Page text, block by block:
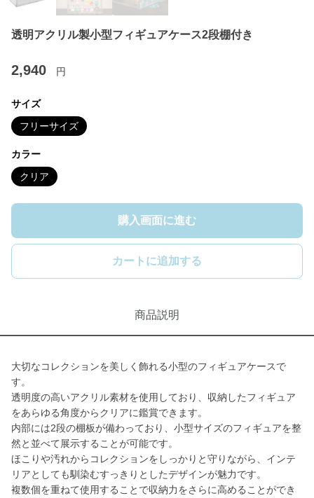
透明アクリル製小型フィギュアケース2段棚付き
2,940 円
サイズ
フリーサイズ
カラー
クリア
購入画面に進む
カートに追加する
商品説明
大切なコレクションを美しく飾れる小型のフィギュアケースで
す。
透明度の高いアクリル素材を使用しており、収納したフィギュア
をあらゆる角度からクリアに鑑賞できます。
内部には2段の棚板が備わっており、小型サイズのフィギュアを整
然と並べて展示することが可能です。
ほこりや汚れからコレクションをしっかりと守りながら、インテ
リアとしても馴染むすっきりとしたデザインが魅力です。
複数個を重ねて使用することで収納力をさらに高めることができ